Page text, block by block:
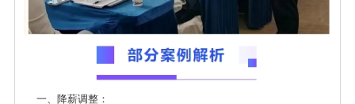
一、降薪调整：